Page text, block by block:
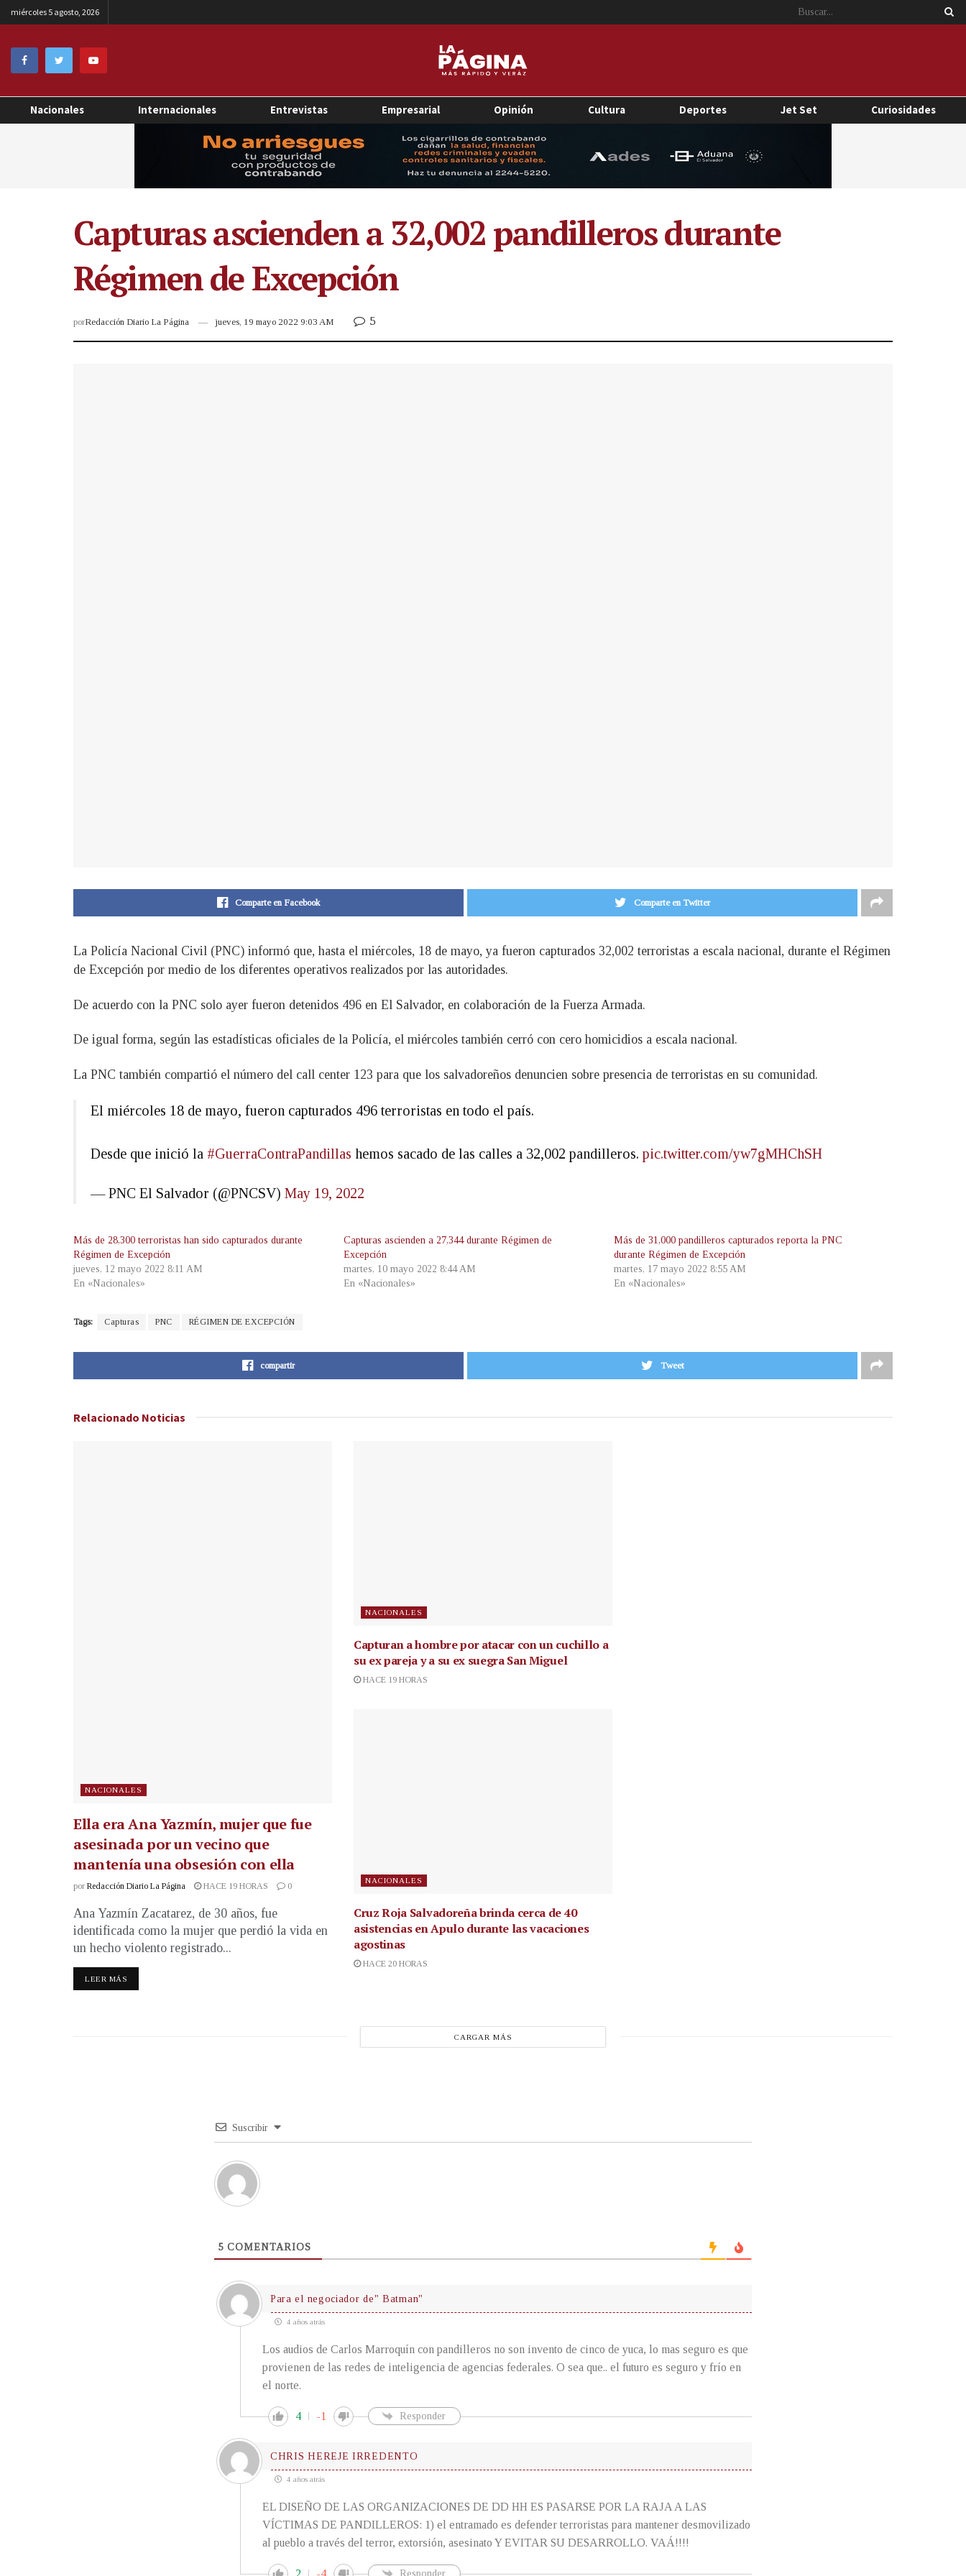
miércoles 5 agosto, 2026
Nacionales Internacionales Entrevistas Empresarial Opinión Cultura Deportes Jet Set Curiosidades
Capturas ascienden a 32,002 pandilleros durante
Régimen de Excepción
porRedacción Diario La Página jueves, 19 mayo 2022 9:03 AM 5
Comparte en Facebook Comparte en Twitter
La Policía Nacional Civil (PNC) informó que, hasta el miércoles, 18 de mayo, ya fueron capturados 32,002 terroristas a escala nacional, durante el Régimen
de Excepción por medio de los diferentes operativos realizados por las autoridades.
De acuerdo con la PNC solo ayer fueron detenidos 496 en El Salvador, en colaboración de la Fuerza Armada.
De igual forma, según las estadísticas oficiales de la Policía, el miércoles también cerró con cero homicidios a escala nacional.
La PNC también compartió el número del call center 123 para que los salvadoreños denuncien sobre presencia de terroristas en su comunidad.
El miércoles 18 de mayo, fueron capturados 496 terroristas en todo el país.
Desde que inició la #GuerraContraPandillas hemos sacado de las calles a 32,002 pandilleros. pic.twitter.com/yw7gMHChSH
— PNC El Salvador (@PNCSV) May 19, 2022
Más de 28,300 terroristas han sido capturados durante
Régimen de Excepción
jueves, 12 mayo 2022 8:11 AM
En «Nacionales»
Capturas ascienden a 27,344 durante Régimen de
Excepción
martes, 10 mayo 2022 8:44 AM
En «Nacionales»
Más de 31,000 pandilleros capturados reporta la PNC
durante Régimen de Excepción
martes, 17 mayo 2022 8:55 AM
En «Nacionales»
Tags: Capturas PNC RÉGIMEN DE EXCEPCIÓN
compartir Tweet
Relacionado Noticias
NACIONALES
Ella era Ana Yazmín, mujer que fue
asesinada por un vecino que
mantenía una obsesión con ella
por Redacción Diario La Página HACE 19 HORAS 0
Ana Yazmín Zacatarez, de 30 años, fue
identificada como la mujer que perdió la vida en
un hecho violento registrado...
LEER MÁS
NACIONALES
Capturan a hombre por atacar con un cuchillo a
su ex pareja y a su ex suegra San Miguel
HACE 19 HORAS
NACIONALES
Cruz Roja Salvadoreña brinda cerca de 40
asistencias en Apulo durante las vacaciones
agostinas
HACE 20 HORAS
CARGAR MÁS
Suscribir
5 COMENTARIOS
Para el negociador de" Batman"
4 años atrás
Los audios de Carlos Marroquín con pandilleros no son invento de cinco de yuca, lo mas seguro es que
provienen de las redes de inteligencia de agencias federales. O sea que.. el futuro es seguro y frío en
el norte.
4 -1 Responder
CHRIS HEREJE IRREDENTO
4 años atrás
EL DISEÑO DE LAS ORGANIZACIONES DE DD HH ES PASARSE POR LA RAJA A LAS
VÍCTIMAS DE PANDILLEROS: 1) el entramado es defender terroristas para mantener desmovilizado
al pueblo a través del terror, extorsión, asesinato Y EVITAR SU DESARROLLO. VAÁ!!!!
2 -4 Responder